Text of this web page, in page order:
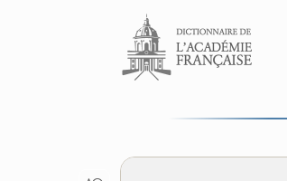
Aller au contenu